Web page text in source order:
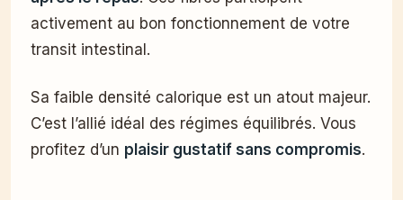
activement au bon fonctionnement de votre
transit intestinal.
Sa faible densité calorique est un atout majeur.
C’est l’allié idéal des régimes équilibrés. Vous
profitez d’un plaisir gustatif sans compromis.